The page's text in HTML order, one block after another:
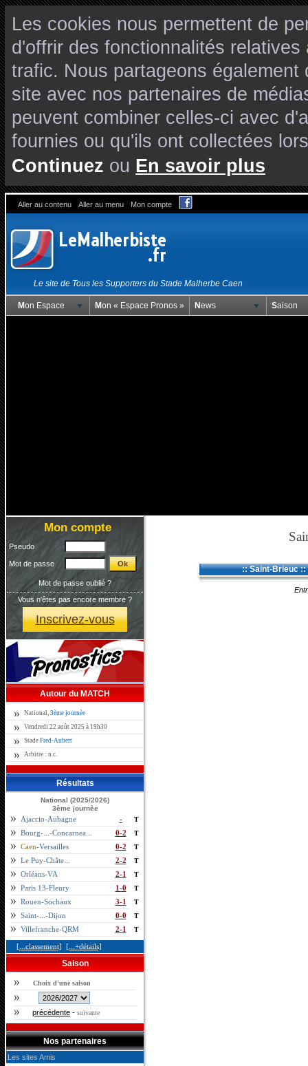
Les cookies nous permettent de
d'offrir des fonctionnalités
trafic. Nous partageons
site avec nos partenaires de
peuvent combiner celles-ci avec
fournies ou qu'ils ont collectées
Continuez ou En savoir plus
Aller au contenu Aller au menu Mon compte
Le site de Tous les Supporters du Stade Malherbe Caen
Mon Espace Mon « Espace Pronos » News Saison
Mon compte
Pseudo
Mot de passe
Mot de passe oublié ?
Vous n'êtes pas encore membre ?
Inscrivez-vous
Autour du MATCH
National, 3ème journèe
Vendredi 22 août 2025 à 19h30
Stade Fred-Aubert
Arbitre : n.c.
Résultats
National (2025/2026)
3ème journèe
Ajaccio-Aubagne - T
Bourg-...-Concarnea... 0-2 T
Caen-Versailles 0-2 T
Le Puy-Châte... 2-2 T
Orléans-VA 2-1 T
Paris 13-Fleury 1-0 T
Rouen-Sochaux 3-1 T
Saint-...-Dijon 0-0 T
Villefranche-QRM 2-1 T
[...classement] [...+détails]
Saison
Choix d'une saison
précédente - suivante
Nos partenaires
Les sites Amis
:: Saint-Brieuc ::